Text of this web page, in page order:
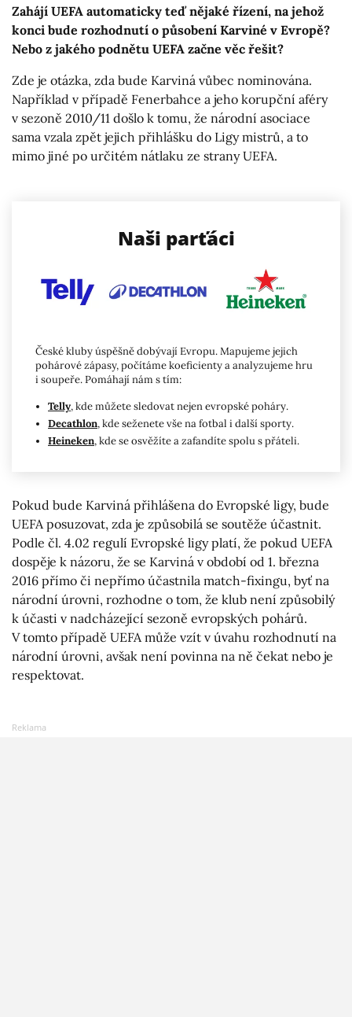
Zahájí UEFA automaticky teď nějaké řízení, na jehož
konci bude rozhodnutí o působení Karviné v Evropě?
Nebo z jakého podnětu UEFA začne věc řešit?
Zde je otázka, zda bude Karviná vůbec nominována.
Například v případě Fenerbahce a jeho korupční aféry
v sezoně 2010/11 došlo k tomu, že národní asociace
sama vzala zpět jejich přihlášku do Ligy mistrů, a to
mimo jiné po určitém nátlaku ze strany UEFA.
Naši parťáci
České kluby úspěšně dobývají Evropu. Mapujeme jejich
pohárové zápasy, počítáme koeficienty a analyzujeme hru
i soupeře. Pomáhají nám s tím:
Telly, kde můžete sledovat nejen evropské poháry.
Decathlon, kde seženete vše na fotbal i další sporty.
Heineken, kde se osvěžíte a zafandíte spolu s přáteli.
Pokud bude Karviná přihlášena do Evropské ligy, bude
UEFA posuzovat, zda je způsobilá se soutěže účastnit.
Podle čl. 4.02 regulí Evropské ligy platí, že pokud UEFA
dospěje k názoru, že se Karviná v období od 1. března
2016 přímo či nepřímo účastnila match-fixingu, byť na
národní úrovni, rozhodne o tom, že klub není způsobilý
k účasti v nadcházející sezoně evropských pohárů.
V tomto případě UEFA může vzít v úvahu rozhodnutí na
národní úrovni, avšak není povinna na ně čekat nebo je
respektovat.